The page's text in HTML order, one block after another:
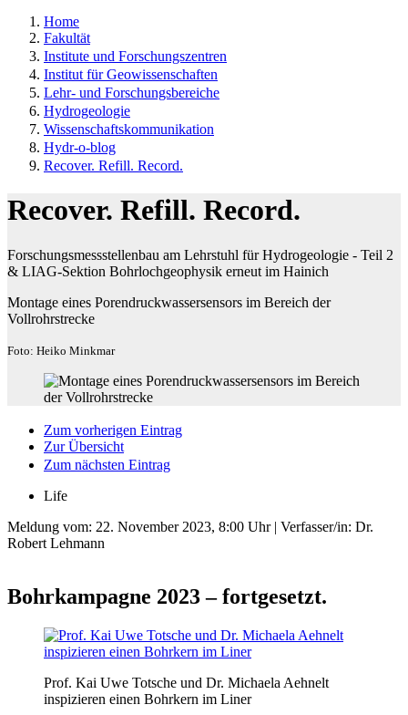
Home
Fakultät
Institute und Forschungszentren
Institut für Geowissenschaften
Lehr- und Forschungsbereiche
Hydrogeologie
Wissenschaftskommunikation
Hydr-o-blog
Recover. Refill. Record.
Recover. Refill. Record.
Forschungsmessstellenbau am Lehrstuhl für Hydrogeologie - Teil 2
& LIAG-Sektion Bohrlochgeophysik erneut im Hainich
Montage eines Porendruckwassersensors im Bereich der
Vollrohrstrecke
Foto: Heiko Minkmar
Zum vorherigen Eintrag
Zur Übersicht
Zum nächsten Eintrag
Life
Meldung vom: 22. November 2023, 8:00 Uhr| Verfasser/in: Dr.
Robert Lehmann
Bohrkampagne 2023 – fortgesetzt.
Prof. Kai Uwe Totsche und Dr. Michaela Aehnelt
inspizieren einen Bohrkern im Liner